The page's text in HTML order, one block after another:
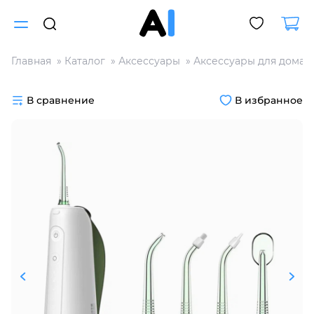
Главная Каталог Аксессуары Аксессуары для дома
В сравнение В избранное
Разбейте
оплату
без переплат
График платежей
Сегодня
25